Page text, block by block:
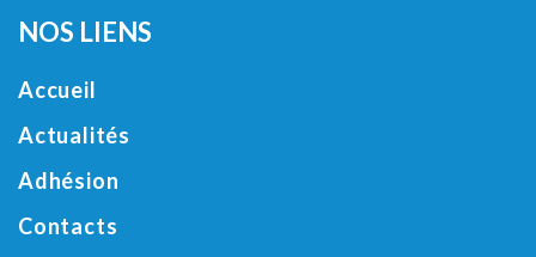
NOS LIENS
Accueil
Actualités
Adhésion
Contacts